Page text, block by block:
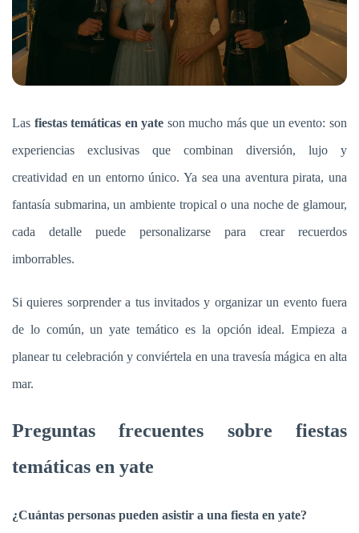
Las fiestas temáticas en yate son mucho más que un evento: son
experiencias exclusivas que combinan diversión, lujo y
creatividad en un entorno único. Ya sea una aventura pirata, una
fantasía submarina, un ambiente tropical o una noche de glamour,
cada detalle puede personalizarse para crear recuerdos
imborrables.
Si quieres sorprender a tus invitados y organizar un evento fuera
de lo común, un yate temático es la opción ideal. Empieza a
planear tu celebración y conviértela en una travesía mágica en alta
mar.
Preguntas frecuentes sobre fiestas
temáticas en yate
¿Cuántas personas pueden asistir a una fiesta en yate?